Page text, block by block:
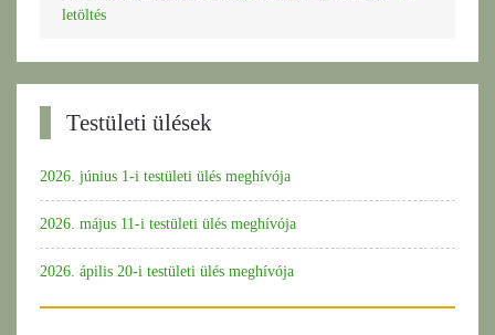
letöltés
Testületi ülések
2026. június 1-i testületi ülés meghívója
2026. május 11-i testületi ülés meghívója
2026. ápilis 20-i testületi ülés meghívója